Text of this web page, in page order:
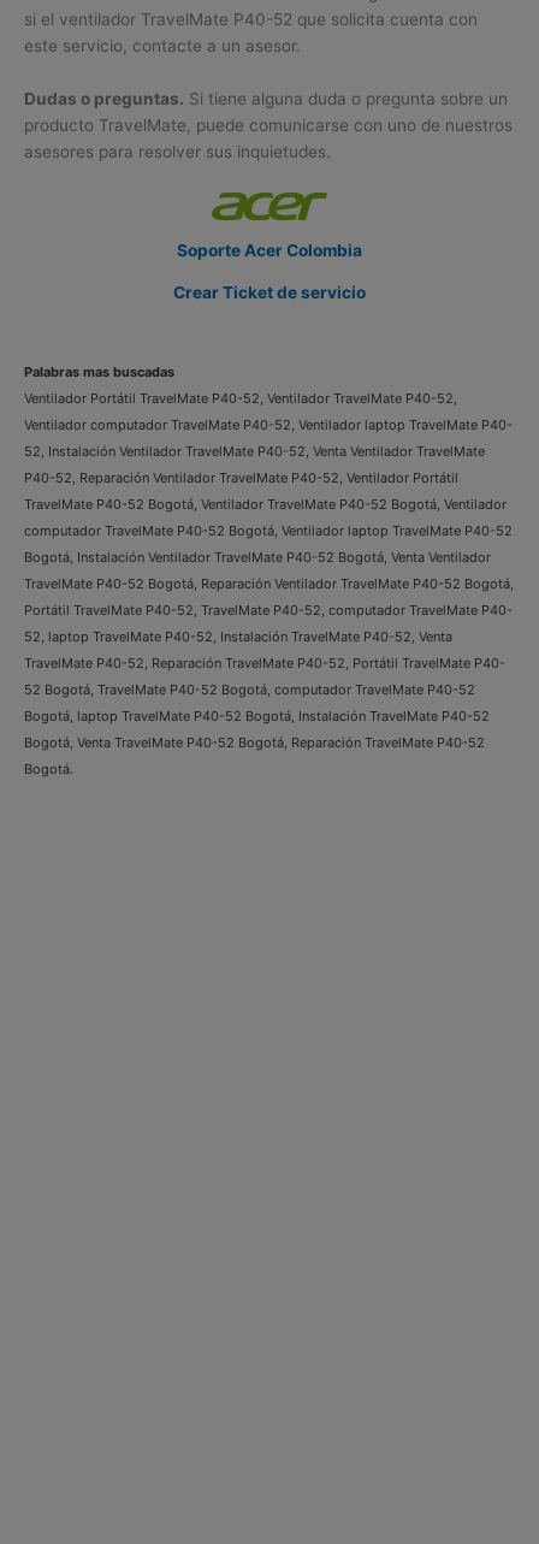
si el ventilador TravelMate P40-52 que solicita cuenta con
este servicio, contacte a un asesor.
Dudas o preguntas. Si tiene alguna duda o pregunta sobre un
producto TravelMate, puede comunicarse con uno de nuestros
asesores para resolver sus inquietudes.
Soporte Acer Colombia
Crear Ticket de servicio
Palabras mas buscadas
Ventilador Portátil TravelMate P40-52, Ventilador TravelMate P40-52,
Ventilador computador TravelMate P40-52, Ventilador laptop TravelMate P40-
52, Instalación Ventilador TravelMate P40-52, Venta Ventilador TravelMate
P40-52, Reparación Ventilador TravelMate P40-52, Ventilador Portátil
TravelMate P40-52 Bogotá, Ventilador TravelMate P40-52 Bogotá, Ventilador
computador TravelMate P40-52 Bogotá, Ventilador laptop TravelMate P40-52
Bogotá, Instalación Ventilador TravelMate P40-52 Bogotá, Venta Ventilador
TravelMate P40-52 Bogotá, Reparación Ventilador TravelMate P40-52 Bogotá,
Portátil TravelMate P40-52, TravelMate P40-52, computador TravelMate P40-
52, laptop TravelMate P40-52, Instalación TravelMate P40-52, Venta
TravelMate P40-52, Reparación TravelMate P40-52, Portátil TravelMate P40-
52 Bogotá, TravelMate P40-52 Bogotá, computador TravelMate P40-52
Bogotá, laptop TravelMate P40-52 Bogotá, Instalación TravelMate P40-52
Bogotá, Venta TravelMate P40-52 Bogotá, Reparación TravelMate P40-52
Bogotá.